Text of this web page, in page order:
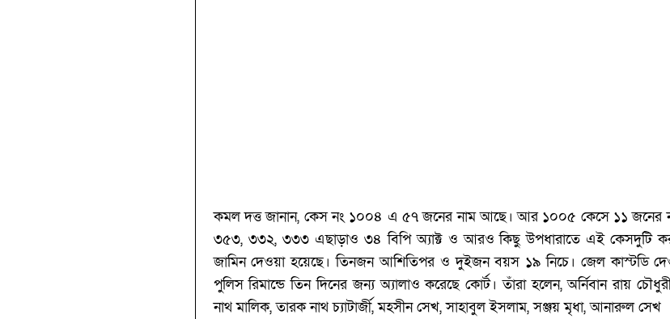
কমল দত্ত জানান, কেস নং ১০০৪ এ ৫৭ জনের নাম আছে। আর ১০০৫ কেসে ১১ জনের
৩৫৩, ৩৩২, ৩৩৩ এছাড়াও ৩৪ বিপি অ্যাক্ট ও আরও কিছু উপধারাতে এই কেসদুটি
জামিন দেওয়া হয়েছে। তিনজন আশিতিপর ও দুইজন বয়স ১৯ নিচে। জেল কাস্টডি
পুলিস রিমান্ডে তিন দিনের জন্য অ্যালাও করেছে কোর্ট। তাঁরা হলেন, অর্নিবান রায়
নাথ মালিক, তারক নাথ চ্যাটার্জী, মহসীন সেখ, সাহাবুল ইসলাম, সঞ্জয় মৃধা, আনারুল সেখ